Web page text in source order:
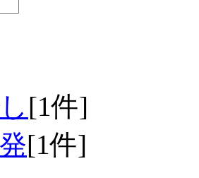
[1件]
[1件]